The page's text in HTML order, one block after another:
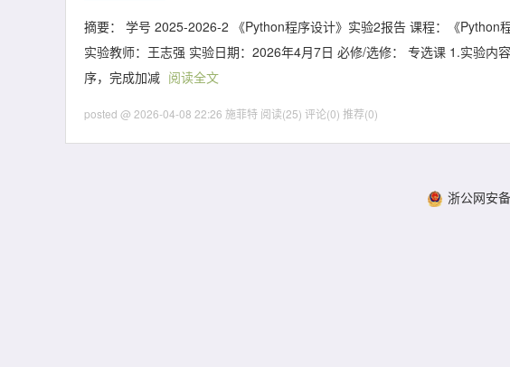
摘要： 学号 2025-2026-2 《Python程序设计》实验2报告 课程：《
实验教师：王志强 实验日期：2026年4月7日 必修/选修： 专选课 1.实验内
序，完成加减 阅读全文
posted @ 2026-04-08 22:26 施菲特 阅读(25) 评论(0) 推荐(0)
浙公网安